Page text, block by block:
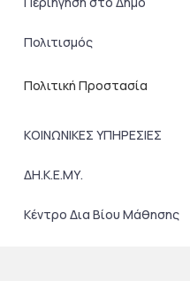
Πολιτισμός
Πολιτική Προστασία
ΚΟΙΝΩΝΙΚΕΣ ΥΠΗΡΕΣΙΕΣ
ΔΗ.Κ.Ε.ΜΥ.
Κέντρο Δια Βίου Μάθησης